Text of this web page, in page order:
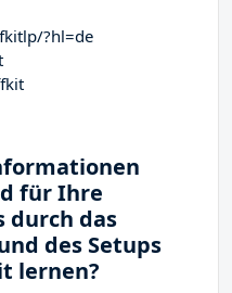
?hl=de
für Ihre
durch das
des Setups
lernen?